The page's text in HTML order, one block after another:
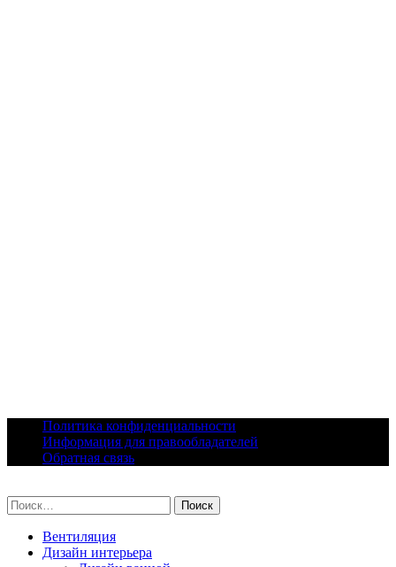
content
Политика конфиденциальности
Информация для правообладателей
Обратная связь
Найти:
Вентиляция
Дизайн интерьера